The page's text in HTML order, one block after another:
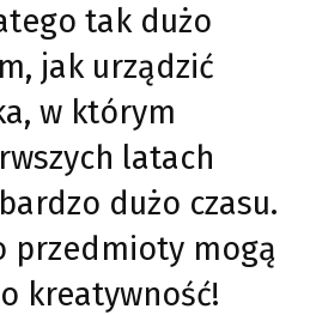
tak dużo
jak urządzić
w którym
latach
dużo czasu.
przedmioty mogą
kreatywność!